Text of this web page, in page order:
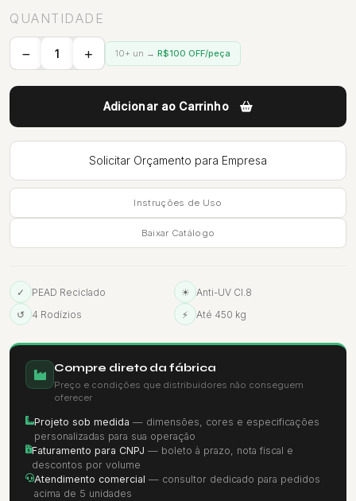
QUANTIDADE
10+ un → R$100 OFF/peça
Adicionar ao Carrinho
Solicitar Orçamento para Empresa
Instruções de Uso
Baixar Catálogo
✓ PEAD Reciclado ☀
Anti-UV Cl.8
↺
4 Rodízios ⚡ Até 450 kg
Compre direto da fábrica
Preço e condições que distribuidores não conseguem
oferecer
Projeto sob medida — dimensões, cores e especificações
personalizadas para sua operação
Faturamento para CNPJ — boleto à prazo, nota fiscal e
descontos por volume
Atendimento comercial — consultor dedicado para pedidos
acima de 5 unidades